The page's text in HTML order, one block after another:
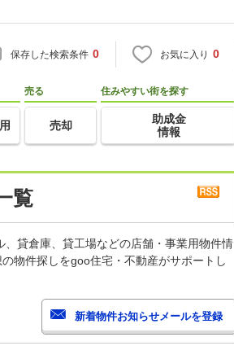
保存した検索条件 0 お気に入り 0
売る
売却
住みやすい街を探す
助成金
情報
覧
貸倉庫、貸工場などの店舗・事業用物件情
物件探しをgoo住宅・不動産がサポートし